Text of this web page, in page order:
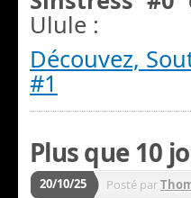
Ulule :
Découvez,
#1
Plus que 10
20/10/25 Posté par